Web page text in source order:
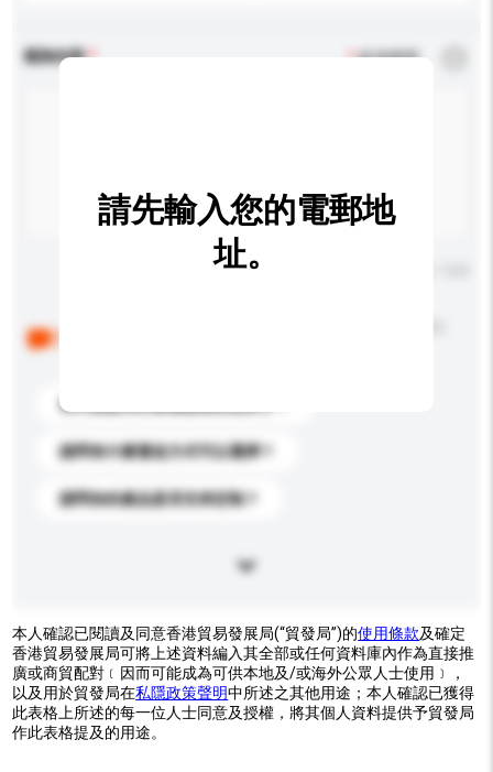
查詢內容 *必須填寫
你們能提供的最優惠價格是多少？
請問有什麼運送方式可以選擇？
請問你的產品是否支持定制？
請先輸入您的電郵地
址。
本人確認已閱讀及同意香港貿易發展局(“貿發局”)的使用條款及確定
香港貿易發展局可將上述資料編入其全部或任何資料庫內作為直接推
廣或商貿配對﹝因而可能成為可供本地及/或海外公眾人士使用﹞，
以及用於貿發局在私隱政策聲明中所述之其他用途；本人確認已獲得
此表格上所述的每一位人士同意及授權，將其個人資料提供予貿發局
作此表格提及的用途。